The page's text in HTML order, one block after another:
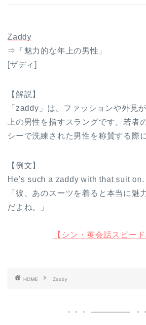
Zaddy
⇒「魅力的な年上の男性」
[ザディ]
【解説】
「zaddy」は、ファッションや外見
上の男性を指すスラングです。若者
シーで洗練された男性を称賛する際
【例文】
He’s such a zaddy with that suit on.
「彼、あのスーツを着ると本当に魅
だよね。」
【シン・英会話スピー
HOME Zaddy